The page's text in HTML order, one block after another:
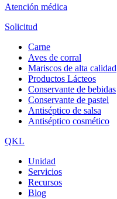
Atención médica
Solicitud
Carne
Aves de corral
Mariscos de alta calidad
Productos Lácteos
Conservante de bebidas
Conservante de pastel
Antiséptico de salsa
Antiséptico cosmético
QKL
Unidad
Servicios
Recursos
Blog